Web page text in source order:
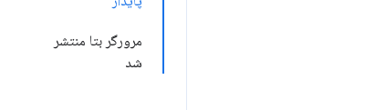
مرورگر بتا منتشر
شد